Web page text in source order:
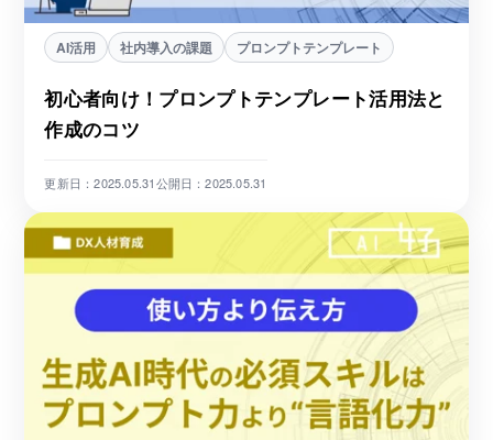
AI活用 社内導入の課題 プロンプトテンプレート
初心者向け！プロンプトテンプレート活用法と
作成のコツ
更新日：2025.05.31公開日：2025.05.31